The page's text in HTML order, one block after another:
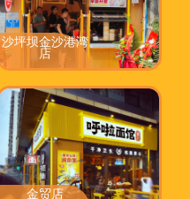
沙坪坝金沙港湾
店
金贸店